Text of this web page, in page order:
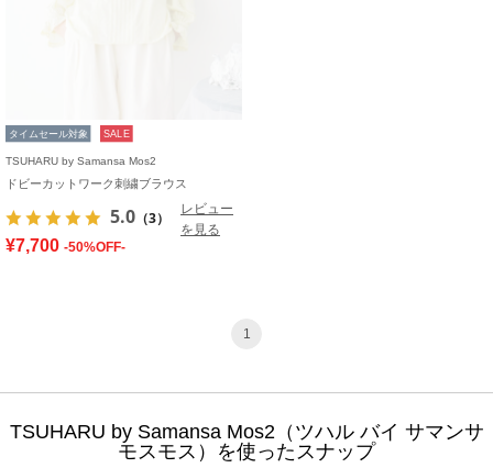
タイムセール対象 SALE
TSUHARU by Samansa Mos2
ドビーカットワーク刺繍ブラウス
5.0 （3）
レビュー
を見る
¥7,700 -50%OFF-
1
TSUHARU by Samansa Mos2（ツハル バイ サマンサ
モスモス）を使ったスナップ